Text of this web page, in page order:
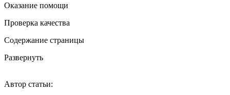
Оказание помощи
Проверка качества
Содержание страницы
Развернуть
Автор статьи: